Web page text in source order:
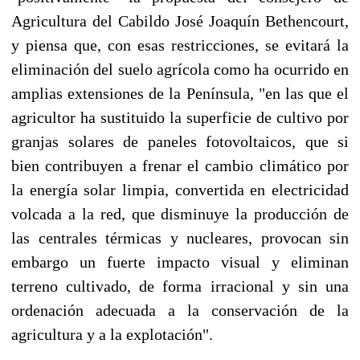
Agricultura del Cabildo José Joaquín Bethencourt,
y piensa que, con esas restricciones, se evitará la
eliminación del suelo agrícola como ha ocurrido en
amplias extensiones de la Península, "en las que el
agricultor ha sustituido la superficie de cultivo por
granjas solares de paneles fotovoltaicos, que si
bien contribuyen a frenar el cambio climático por
la energía solar limpia, convertida en electricidad
volcada a la red, que disminuye la producción de
las centrales térmicas y nucleares, provocan sin
embargo un fuerte impacto visual y eliminan
terreno cultivado, de forma irracional y sin una
ordenación adecuada a la conservación de la
agricultura y a la explotación".